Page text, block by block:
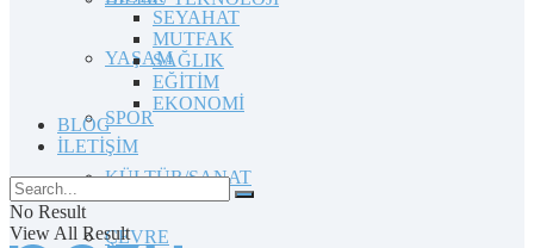
YAŞAM
SPOR
KÜLTÜR/SANAT
ÇEVRE
SEYAHAT
MUTFAK
SAĞLIK
EĞİTİM
EKONOMİ
BLOG
İLETİŞİM
No Result
View All Result